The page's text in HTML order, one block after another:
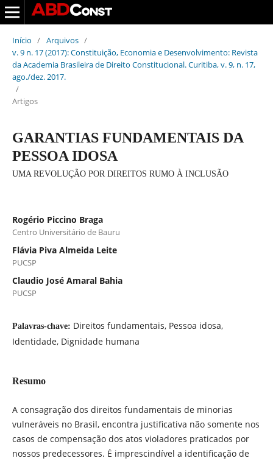
Início / Arquivos /
v. 9 n. 17 (2017): Constituição, Economia e Desenvolvimento: Revista
da Academia Brasileira de Direito Constitucional. Curitiba, v. 9, n. 17,
ago./dez. 2017.
/
Artigos
GARANTIAS FUNDAMENTAIS DA
PESSOA IDOSA
UMA REVOLUÇÃO POR DIREITOS RUMO À INCLUSÃO
Rogério Piccino Braga
Centro Universitário de Bauru
Flávia Piva Almeida Leite
PUCSP
Claudio José Amaral Bahia
PUCSP
Palavras-chave: Direitos fundamentais, Pessoa idosa,
Identidade, Dignidade humana
Resumo
A consagração dos direitos fundamentais de minorias
vulneráveis no Brasil, encontra justificativa não somente nos
casos de compensação dos atos violadores praticados por
nossos predecessores. É imprescindível a identificação de